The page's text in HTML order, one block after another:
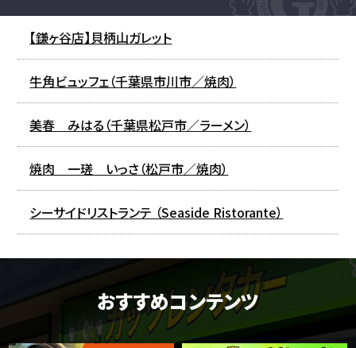
【鎌ヶ谷店】貝柄山ガレット
牛角ビュッフェ（千葉県市川市／焼肉）
美春 みはる（千葉県松戸市／ラーメン）
焼肉 一瑳 いっさ（松戸市／焼肉）
シーサイドリストランテ （Seaside Ristorante）
おすすめコンテンツ